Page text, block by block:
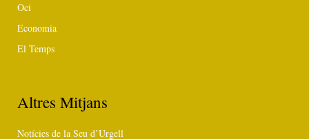
Oci
Economia
El Temps
Altres Mitjans
Notícies de la Seu d’Urgell